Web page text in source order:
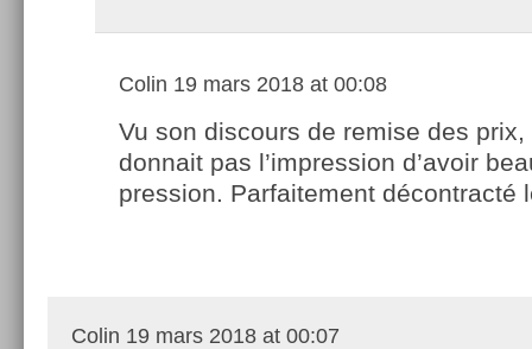
Colin 19 mars 2018 at 00:08
Vu son discours de remise des prix,
donnait pas l’impression d’avoir
pression. Parfaitement décontracté
Colin 19 mars 2018 at 00:07